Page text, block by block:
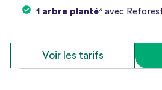
1 arbre planté³ avec
Voir les tarifs